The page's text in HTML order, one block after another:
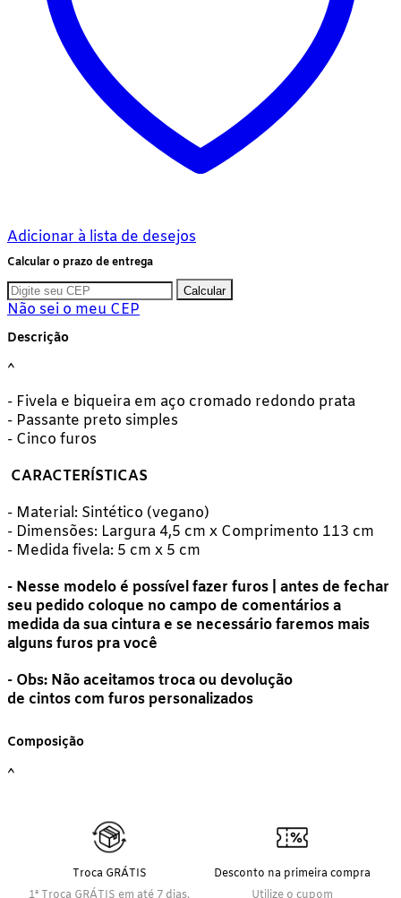
Adicionar à lista de desejos
Calcular o prazo de entrega
Calcular
Não sei o meu CEP
Troca GRÁTIS
1ª Troca GRÁTIS em até 7 dias.
Desconto na primeira compra
Utilize o cupom
Descrição
- Fivela e biqueira em aço cromado redondo prata
- Passante preto simples
- Cinco furos
CARACTERÍSTICAS
- Material: Sintético (vegano)
- Dimensões: Largura 4,5 cm x Comprimento 113 cm
- Medida fivela: 5 cm x 5 cm
- Nesse modelo é possível fazer furos | antes de fechar
seu pedido coloque no campo de comentários a
medida da sua cintura e se necessário faremos mais
alguns furos pra você
- Obs: Não aceitamos troca ou devolução
de cintos com furos personalizados
Composição